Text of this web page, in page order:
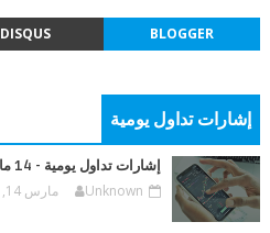
BLOGGER
DISQUS
إشارات تداول يومية
إشارات تداول يومية - 14 مارس 2023
Unknown مارس 14, 2023